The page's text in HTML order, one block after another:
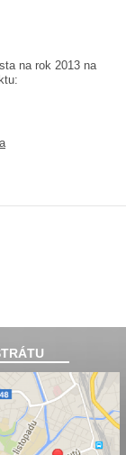
na rok 2013 na